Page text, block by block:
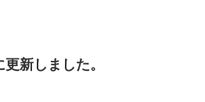
新しました。